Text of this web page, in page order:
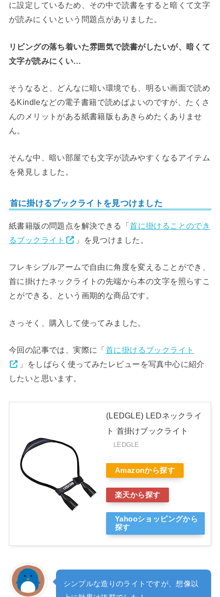
に設定しているため、その中で読書をすると暗くて文字
が読みにくいという問題点がありました。
リビングの落ち着いた雰囲気で読書がしたいが、暗くて
文字が読みにくい…
そうなると、どんなに暗い環境でも、明るい画面で読め
るKindleなどの電子書籍で読めばよいのですが、たくさ
んのメリットがある紙書籍版もあきらめたくありませ
ん。
そんな中、暗い部屋でも文字が読みやすくなるアイテム
を発見しました。
首に掛けるブックライトを見つけました
紙書籍版の問題点を解決できる「首に掛けることのでき
るブックライト
」を見つけました。
フレキシブルアームで自由に角度を変えることができ、
首に掛けたネックライトの先端から本の文字を照らすこ
とができる、という画期的な商品です。
さっそく、購入して使ってみました。
今回の記事では、実際に「首に掛けるブックライト
」をしばらく使ってみたレビューを写真中心に紹介
したいと思います。
(LEDGLE) LEDネックライ
ト 首掛けブックライト
LEDGLE
Amazonから探す
楽天から探す
Yahooショッピングから
探す
シンプルな造りのライトですが、想像以